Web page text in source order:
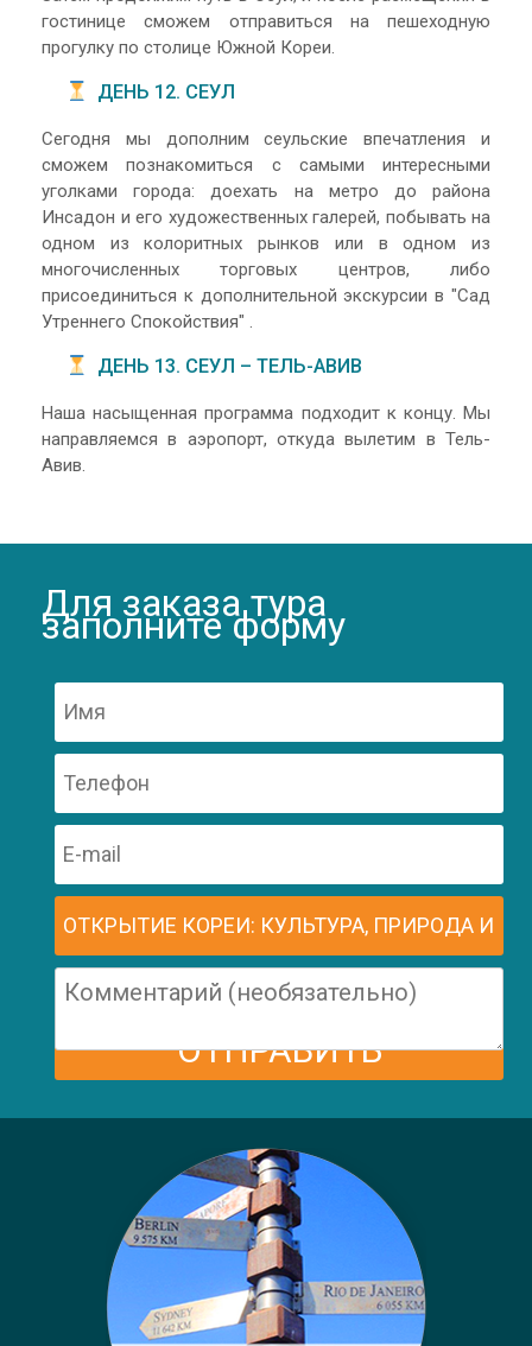
гостинице сможем отправиться на пешеходную
прогулку по столице Южной Кореи.
ДЕНЬ 12. СЕУЛ
Сегодня мы дополним сеульские впечатления и
сможем познакомиться с самыми интересными
уголками города: доехать на метро до района
Инсадон и его художественных галерей, побывать на
одном из колоритных рынков или в одном из
многочисленных торговых центров, либо
присоединиться к дополнительной экскурсии в "Сад
Утреннего Спокойствия" .
ДЕНЬ 13. СЕУЛ – ТЕЛЬ-АВИВ
Наша насыщенная программа подходит к концу. Мы
направляемся в аэропорт, откуда вылетим в Тель-
Авив.
Для заказа тура
заполните форму